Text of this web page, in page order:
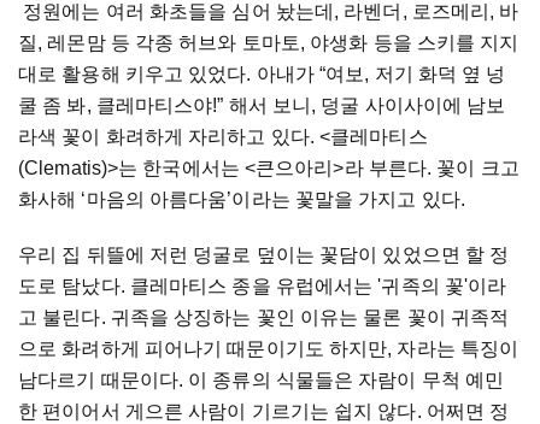
정원에는 여러 화초들을 심어 놨는데 , 라벤더 , 로즈메리 , 바
질, 레몬맘 등 각종 허브와 토마토, 야생화 등을 스키를 지지
대로 활용해 키우고 있었다. 아내가“여보 , 저기 화덕 옆 넝
쿨 좀 봐, 클레마티스야!” 해서 보니 , 덩굴 사이사이에 남보
라색 꽃이 화려하게 자리하고 있다. <클레마티스
(Clematis)>는 한국에서는 <큰으아리>라 부른다. 꽃이 크고
화사해 ‘마음의 아름다움’이라는 꽃말을 가지고 있다.
우리 집 뒤뜰에 저런 덩굴로 덮이는 꽃담이 있었으면 할 정
도로 탐났다. 클레마티스 종을 유럽에서는 '귀족의 꽃'이라
고 불린다. 귀족을 상징하는 꽃인 이유는 물론 꽃이 귀족적
으로 화려하게 피어나기 때문이기도 하지만, 자라는 특징이
남다르기 때문이다. 이 종류의 식물들은 자람이 무척 예민
한 편이어서 게으른 사람이 기르기는 쉽지 않다. 어쩌면 정